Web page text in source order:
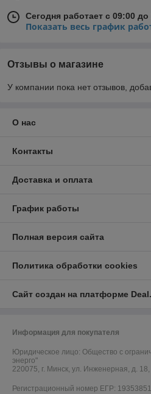
Сегодня работает с 09:00 до
Показать весь график
Отзывы о магазине
У компании пока нет отзывов,
О нас
Контакты
Доставка и оплата
График работы
Полная версия сайта
Политика обработки cookies
Сайт создан на платформе
Информация для покупателя
Юридическое лицо: Общество с
энерго"
220075, г. Минск, ул. Инженерная, д.
Регистрационный номер ЕГР: